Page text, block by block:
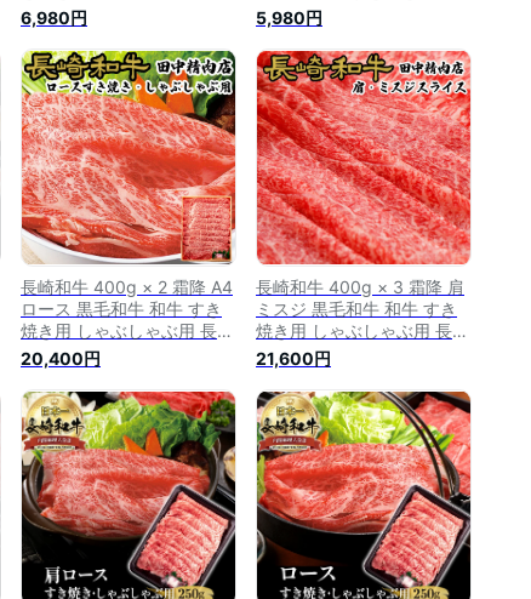
崎県産 高級肉 国産 霜降り
すき焼き肉 すきやき肉 すき
焼肉 プレゼント お祝い ギ
フト 贈り物 贈答用 送料無
料 九州産 牛肉
6,980円
ト しゃぶしゃぶ 長崎県産
高級肉 国産 霜降り 牛肉 す
き焼き用 すき焼き用肉 すき
焼き用牛肉 すき焼き肉 すき
焼肉 贈り物 贈答用 プレゼ
ント 送料無料
5,980円
長崎和牛 400g × 2 霜降 A4
ロース 黒毛和牛 和牛 すき
焼き用 しゃぶしゃぶ用 長崎
県産 高級肉 肉 御歳暮 国産
牛肉 霜降り すき焼き肉 す
きやき肉 すき焼肉 お祝い
ギフト 贈り物 贈答用 送料
無料 リブロース サーロイン
クリスマス プレゼント
20,400円
長崎和牛 400g × 3 霜降 肩
ミスジ 黒毛和牛 和牛 すき
焼き用 しゃぶしゃぶ用 長崎
県産 高級肉 美味しい お歳
暮 肉 御歳暮 国産 牛肉 霜降
り すき焼き肉 すきやき肉
すき焼肉 クリスマス プレゼ
ント お祝い ギフト 贈り物
贈答用 送料無料
21,600円